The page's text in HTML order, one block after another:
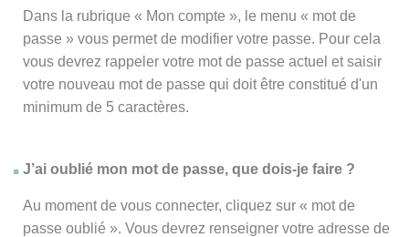
Dans la rubrique « Mon compte », le menu « mot de
passe » vous permet de modifier votre passe. Pour cela
vous devrez rappeler votre mot de passe actuel et saisir
votre nouveau mot de passe qui doit être constitué d'un
minimum de 5 caractères.
J’ai oublié mon mot de passe, que dois-je faire ?
Au moment de vous connecter, cliquez sur « mot de
passe oublié ». Vous devrez renseigner votre adresse de